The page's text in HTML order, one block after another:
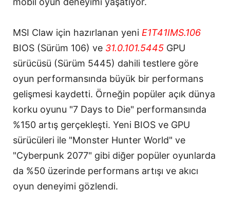
MSI Claw için hazırlanan yeni E1T41IMS.106
BIOS (Sürüm 106) ve 31.0.101.5445 GPU
sürücüsü (Sürüm 5445) dahili testlere göre
oyun performansında büyük bir performans
gelişmesi kaydetti. Örneğin popüler açık dünya
korku oyunu "7 Days to Die" performansında
%150 artış gerçekleşti. Yeni BIOS ve GPU
sürücüleri ile "Monster Hunter World" ve
"Cyberpunk 2077" gibi diğer popüler oyunlarda
da %50 üzerinde performans artışı ve akıcı
oyun deneyimi gözlendi.